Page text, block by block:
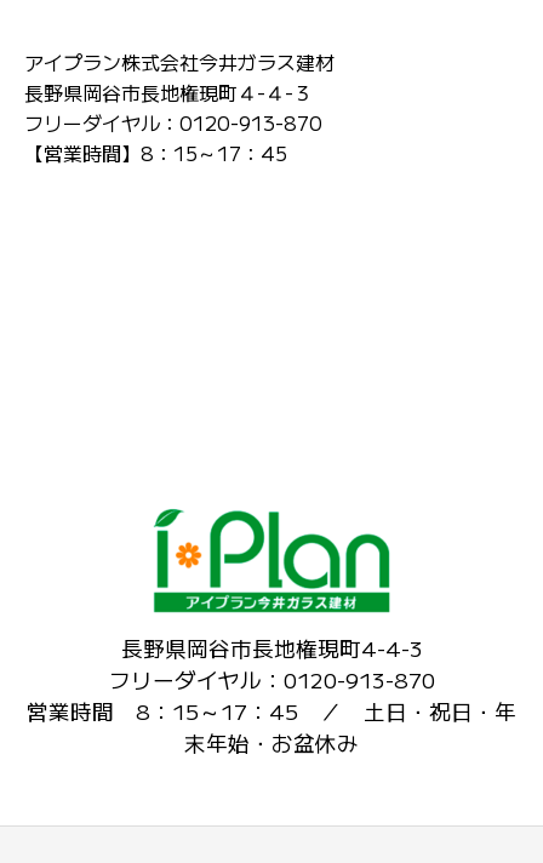
アイプラン株式会社今井ガラス建材
長野県岡谷市長地権現町４-４-３
フリーダイヤル：0120-913-870
【営業時間】8：15～17：45
長野県岡谷市長地権現町4-4-3
フリーダイヤル：0120-913-870
営業時間 8：15～17：45 ／ 土日・祝日・年
末年始・お盆休み